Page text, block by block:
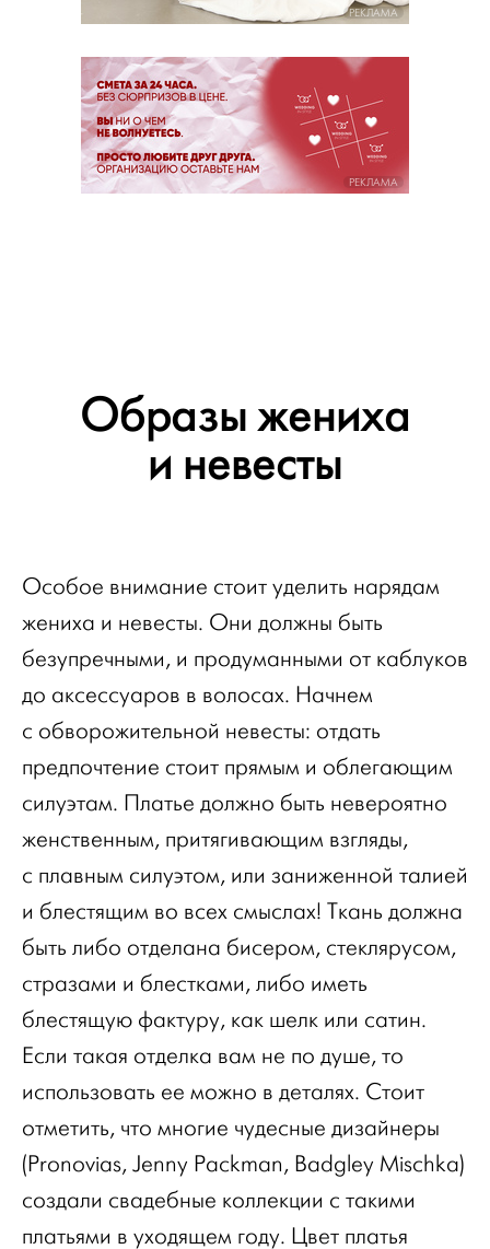
РЕКЛАМА
РЕКЛАМА
Образы жениха
и невесты
Особое внимание стоит уделить нарядам
жениха и невесты. Они должны быть
безупречными, и продуманными от каблуков
до аксессуаров в волосах. Начнем
с обворожительной невесты: отдать
предпочтение стоит прямым и облегающим
силуэтам. Платье должно быть невероятно
женственным, притягивающим взгляды,
с плавным силуэтом, или заниженной талией
и блестящим во всех смыслах! Ткань должна
быть либо отделана бисером, стеклярусом,
стразами и блестками, либо иметь
блестящую фактуру, как шелк или сатин.
Если такая отделка вам не по душе, то
использовать ее можно в деталях. Стоит
отметить, что многие чудесные дизайнеры
(Pronovias, Jenny Packman, Badgley Mischka)
создали свадебные коллекции с такими
платьями в уходящем году. Цвет платья